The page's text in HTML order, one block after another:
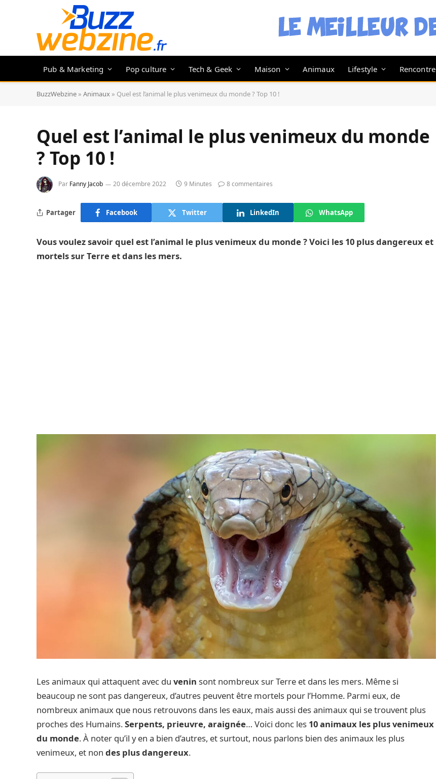
Pub & Marketing Pop culture Tech & Geek Maison Animaux Lifestyle Rencontre
BuzzWebzine » Animaux » Quel est l’animal le plus venimeux du monde ? Top 10 !
Quel est l’animal le plus venimeux du monde
? Top 10 !
Par Fanny Jacob 20 décembre 2022 9 Minutes 8 commentaires
Partager Facebook Twitter LinkedIn WhatsApp
Vous voulez savoir quel est l’animal le plus venimeux du monde ? Voici les 10 plus dangereux et
mortels sur Terre et dans les mers.
Les animaux qui attaquent avec du venin sont nombreux sur Terre et dans les mers. Même si
beaucoup ne sont pas dangereux, d’autres peuvent être mortels pour l’Homme. Parmi eux, de
nombreux animaux que nous retrouvons dans les eaux, mais aussi des animaux qui se trouvent plus
proches des Humains.Serpents, prieuvre, araignée… Voici donc les 10 animaux les plus venimeux
du monde. À noter qu’il y en a bien d’autres, et surtout, nous parlons bien des animaux les plus
venimeux, et non des plus dangereux.